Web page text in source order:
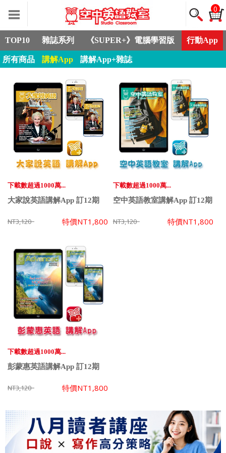
0
TOP10 雜誌系列 《SUPER+》電腦學習版 行動App
所有商品 講解App 講解App+雜誌
下載數超過1000萬...
大家說英語講解App 訂12期
NT3,120 特價NT1,800
下載數超過1000萬...
空中英語教室講解App 訂12期
NT3,120 特價NT1,800
下載數超過1000萬...
彭蒙惠英語講解App 訂12期
NT3,120 特價NT1,800